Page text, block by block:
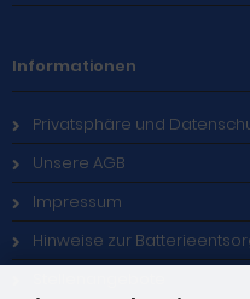
Informationen
Privatsphäre und
Unsere AGB
Impressum
Hinweise zur